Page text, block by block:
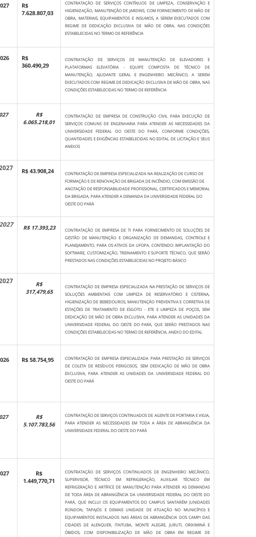
R$
7.628.807,03
CONTRATAÇÃO DE SERVIÇOS CONTÍNUOS DE LIMPEZA, CONSERVAÇÃO E
HIGIENIZAÇÃO, MANUTENÇÃO DE JARDINS, COM FORNECIMENTO DE MÃO DE
OBRA, MATERIAIS, EQUIPAMENTOS E INSUMOS, A SEREM EXECUTADOS COM
REGIME DE DEDICAÇÃO EXCLUSIVA DE MÃO DE OBRA, NAS CONDIÇÕES
ESTABELECIDAS NO TERMO DE REFERÊNCIA
R$
360.490,29
CONTRATAÇÃO DE SERVIÇOS DE MANUTENÇÃO DE ELEVADORES E
PLATAFORMAS ELEVATÓRIA - EQUIPE COMPOSTA DE TÉCNICO DE
MANUTENÇÃO, AJUDANTE GERAL E ENGENHEIRO MECÂNICO, A SEREM
EXECUTADOS COM REGIME DE DEDICAÇÃO EXCLUSIVA DE MÃO DE OBRA, NAS
CONDIÇÕES ESTABELECIDAS NO TERMO DE REFERÊNCIA
R$
6.065.218,01
CONTRATAÇÃO DE EMPRESA DE CONSTRUÇÃO CIVIL PARA EXECUÇÃO DE
SERVIÇOS COMUNS DE ENGENHARIA PARA ATENDER AS NECESSIDADES DA
UNIVERSIDADE FEDERAL DO OESTE DO PARÁ, CONFORME CONDIÇÕES,
QUANTIDADES E EXIGÊNCIAS ESTABELECIDAS NO EDITAL DE LICITAÇÃO E SEUS
ANEXOS
R$ 43.908,24
CONTRATAÇÃO DE EMPRESA ESPECIALIZADA NA REALIZAÇÃO DE CURSO DE
FORMAÇÃO E DE RENOVAÇÃO DE BRIGADA DE INCÊNDIO, COM EMISSÃO DE
ANOTAÇÃO DE RESPONSABILIDADE PROFISSIONAL, CERTIFICADOS E MEMORIAL
DA BRIGADA, PARA ATENDER A DEMANDA DA UNIVERSIDADE FEDERAL DO
OESTE DO PARÁ
R$ 17.393,23
CONTRATAÇÃO DE EMPRESA DE TI PARA FORNECIMENTO DE SOLUÇÕES DE
GESTÃO DE MANUTENÇÃO E ORGANIZAÇÃO DE DEMANDAS, CONTROLE E
PLANEJAMENTO, PARA OS ATIVOS DA UFOPA, CONTENDO: IMPLANTAÇÃO DO
SOFTWARE, CUSTOMIZAÇÃO, TREINAMENTO E SUPORTE TÉCNICO, QUE SERÃO
PRESTADOS NAS CONDIÇÕES ESTABELECIDAS NO PROJETO BÁSICO
R$
317,479,65
CONTRATAÇÃO DE EMPRESA ESPECIALIZADA NA PRESTAÇÃO DE SERVIÇOS DE
SOLUÇÕES AMBIENTAIS COM LIMPEZA DE RESERVATÓRIO E CISTERNA,
HIGIENIZAÇÃO DE BEBEDOUROS, MANUTENÇÃO PREVENTIVA E CORRETIVA DE
ESTAÇÕES DE TRATAMENTO DE ESGOTO - ETE E LIMPEZA DE POÇOS, SEM
DEDICAÇÃO DE MÃO DE OBRA EXCLUSIVA, PARA ATENDER AS UNIDADES DA
UNIVERSIDADE FEDERAL DO OESTE DO PARÁ, QUE SERÃO PRESTADOS NAS
CONDIÇÕES ESTABELECIDAS NO TERMO DE REFERÊNCIA, ANEXO DO EDITAL
R$ 58.754,95
CONTRATAÇÃO DE EMPRESA ESPECIALIZADA PARA PRESTAÇÃO DE SERVIÇOS
DE COLETA DE RESÍDUOS PERIGOSOS, SEM DEDICAÇÃO DE MÃO DE OBRA
EXCLUSIVA, PARA ATENDER AS UNIDADES DA UNIVERSIDADE FEDERAL DO
OESTE DO PARÁ
R$
5.107.783,56
CONTRATAÇÃO DE SERVIÇOS CONTINUADOS DE AGENTE DE PORTARIA E VIGIA,
PARA ATENDER AS NECESSIDADES EM TODA A ÁREA DE ABRANGÊNCIA DA
UNIVERSIDADE FEDERAL DO OESTE DO PARÁ
R$
1.449,770,71
CONTRATAÇÃO DE SERVIÇOS CONTINUADOS DE ENGENHEIRO MECÂNICO,
SUPERVISOR, TÉCNICO EM REFRIGERAÇÃO, AUXILIAR TÉCNICO EM
REFRIGERAÇÃO E ARTÍFICE DE MANUTENÇÃO PARA ATENDER AS DEMANDAS
DE TODA ÁREA DE ABRANGÊNCIA DA UNIVERSIDADE FEDERAL DO OESTE DO
PARÁ, QUE INCLUI OS EQUIPAMENTOS DO CAMPUS SANTARÉM (UNIDADES
RONDON, TAPAJÓS E DEMAIS UNIDADE DE ATUAÇÃO NO MUNICÍPIO) E
EQUIPAMENTOS INSTALADOS NAS ÁREAS DE ABRANGÊNCIA DOS CAMPI DAS
CIDADES DE ALENQUER, ITAITUBA, MONTE ALEGRE, JURUTI, ORIXIMINÁ E
ÓBIDOS, COM DISPONIBILIZAÇÃO DE MÃO DE OBRA EM REGIME DE